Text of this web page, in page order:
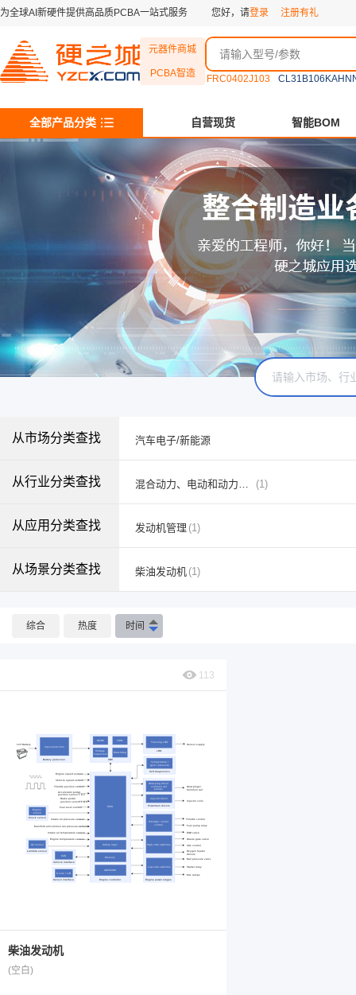
为全球AI新硬件提供高品质PCBA一站式服务 您好，请登录 注册有礼
元器件商城
PCBA智造 FRC0402J103
全部产品分类 自营现货 智能BOM
从市场分类查找 汽车电子/新能源
从行业分类查找 混合动力、电动和动力总成系统 (1)
从应用分类查找 发动机管理 (1)
从场景分类查找 柴油发动机 (1)
综合 热度 时间
113
柴油发动机
(空白)